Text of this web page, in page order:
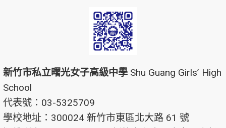
新竹市私立曙光女子高級中學 Shu Guang Girls’ High
School
代表號：03-5325709
學校地址：300024 新竹市東區北大路 61 號